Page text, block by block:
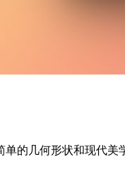
的几何形状和现代美